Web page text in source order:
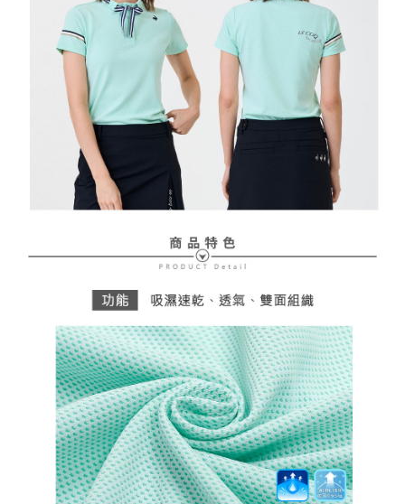
１．透過由恩沛科技股份有限公司提供之「AFTEE先享後付」服務完成之交
易，需依本服務之必要範圍內提供個人資料，並將交易相關給付款項請求債
權轉讓予恩沛科技股份有限公司。
２．關於個人資料處理事宜，請瀏覽以下網址：
https://aftee.tw/terms/#terms3
３．未成年的使用者請事先徵得法定代理人或監護人之同意方可使用
「AFTEE先享後付」，若未經同意申辦者引起之損失，本公司不負相關責
４．使用「AFTEE先享後付」時，將依據個別帳號之用戶狀況，依本公司即
時審查核予不同之上限額度；若仍有額度不足之情形，本公司將視審查結果
請求用戶進行身份認證。
５．嚴禁一人註冊多個帳號或使用他人資訊註冊。若發現惡意使用之情形，
恩沛科技股份有限公司將有權停止該用戶之使用額度並採取法律行動。
付款後7-11取貨